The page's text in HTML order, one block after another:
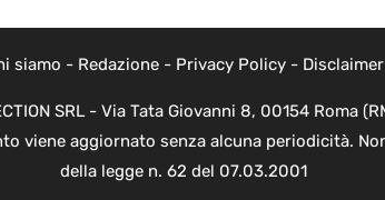
siamo - Redazione- Privacy Policy- Disclaimer
SRL - Via Tata Giovanni 8, 00154 Roma
viene aggiornato senza alcuna periodicità.
della legge n. 62 del 07.03.2001